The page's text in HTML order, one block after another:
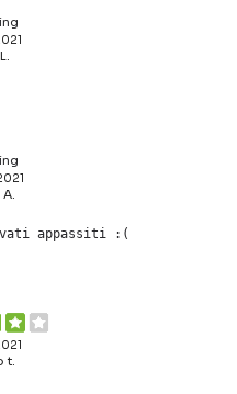
appassiti :(
t.